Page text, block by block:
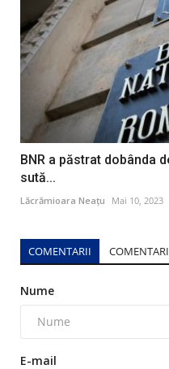
BNR a păstrat dobânda
sută...
Lăcrămioara Neațu Mai 10, 2023
COMENTARII
Nume
E-mail